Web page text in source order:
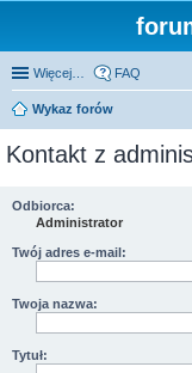
Więcej… FAQ
Wykaz forów
Kontakt z
Odbiorca:
Administrator
Twój adres e-mail:
Twoja nazwa:
Tytuł: